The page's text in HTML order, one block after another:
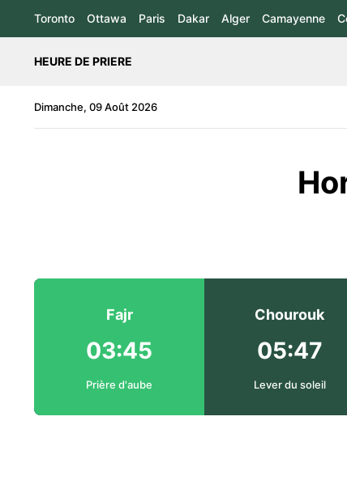
Toronto Ottawa Paris Dakar Alger Camayenne
HEURE DE PRIERE
Dimanche, 09 Août 2026
Fajr
03:45
Prière d'aube
Chourouk
05:47
Lever du soleil